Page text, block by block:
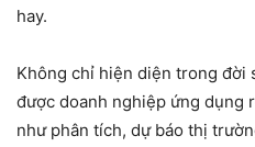
hay.
Không chỉ hiện diện trong đời
được doanh nghiệp ứng dụng
như phân tích, dự báo thị